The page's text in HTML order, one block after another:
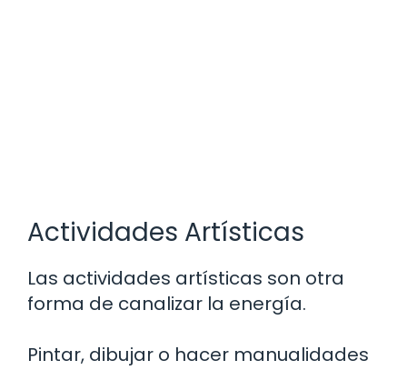
Actividades Artísticas
Las actividades artísticas son otra
forma de canalizar la energía.
Pintar, dibujar o hacer manualidades